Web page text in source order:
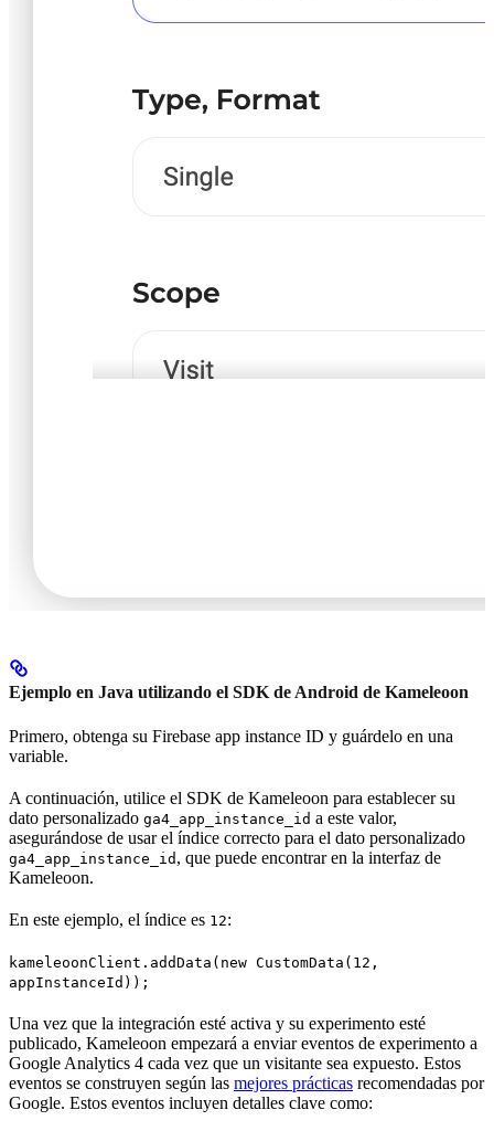
Ejemplo en Java utilizando el SDK de Android de Kameleoon
Primero, obtenga su Firebase app instance ID y guárdelo en una
variable.
A continuación, utilice el SDK de Kameleoon para establecer su
dato personalizado ga4_app_instance_id a este valor,
asegurándose de usar el índice correcto para el dato personalizado
ga4_app_instance_id , que puede encontrar en la interfaz de
Kameleoon.
En este ejemplo, el índice es 12:
kameleoonClient.addData(new CustomData(12,
appInstanceId));
Una vez que la integración esté activa y su experimento esté
publicado, Kameleoon empezará a enviar eventos de experimento a
Google Analytics 4 cada vez que un visitante sea expuesto. Estos
eventos se construyen según las mejores prácticas recomendadas por
Google. Estos eventos incluyen detalles clave como: